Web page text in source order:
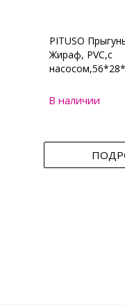
PITUSO
Жираф, PVC,с
В наличии